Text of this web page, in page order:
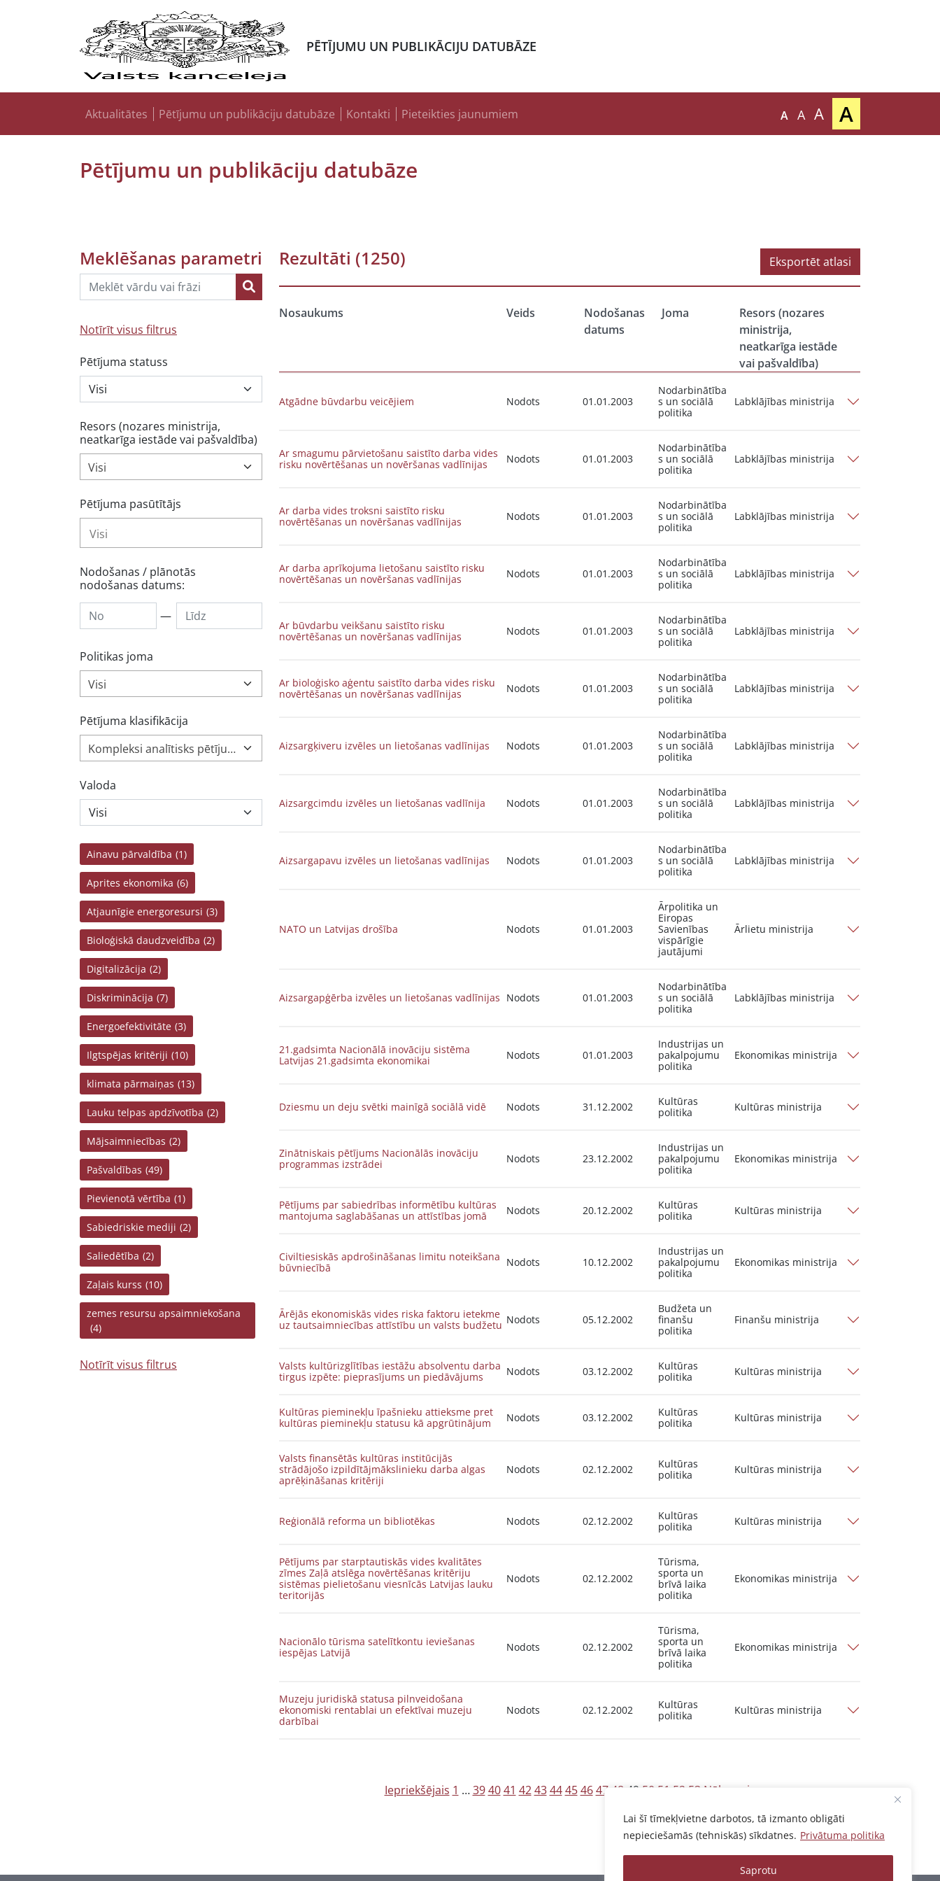
Lai šī tīmekļvietne darbotos, tā izmanto obligāti
nepieciešamās (tehniskās) sīkdatnes. Privātuma politika
Saprotu
PĒTĪJUMU UN PUBLIKĀCIJU DATUBĀZE
Aktualitātes Pētījumu un publikāciju datubāze Kontakti Pieteikties jaunumiem A A A
A
Pētījumu un publikāciju datubāze
Meklēšanas parametri
Notīrīt visus filtrus
Pētījuma statuss
Resors (nozares ministrija,
neatkarīga iestāde vai pašvaldība)
Visi
Pētījuma pasūtītājs
Nodošanas / plānotās
nodošanas datums:
—
Politikas joma
Visi
Pētījuma klasifikācija
Kompleksi analītisks pētījums (1 250)
Valoda
Ainavu pārvaldība (1)
Aprites ekonomika (6)
Atjaunīgie energoresursi (3)
Bioloģiskā daudzveidība (2)
Digitalizācija (2)
Diskriminācija (7)
Energoefektivitāte (3)
Ilgtspējas kritēriji (10)
klimata pārmaiņas (13)
Lauku telpas apdzīvotība (2)
Mājsaimniecības (2)
Pašvaldības (49)
Pievienotā vērtība (1)
Sabiedriskie mediji (2)
Saliedētība (2)
Zaļais kurss (10)
zemes resursu apsaimniekošana
(4)
Notīrīt visus filtrus
Rezultāti (1250) Eksportēt atlasi
Nosaukums Veids
Nodošanas
datums
Joma
Resors (nozares
ministrija,
neatkarīga iestāde
vai pašvaldība)
Atgādne būvdarbu veicējiem Nodots 01.01.2003
Nodarbinātība
s un sociālā
politika
Labklājības ministrija
Ar smagumu pārvietošanu saistīto darba vides
risku novērtēšanas un novēršanas vadlīnijas
Nodots 01.01.2003
Nodarbinātība
s un sociālā
politika
Labklājības ministrija
Ar darba vides troksni saistīto risku
novērtēšanas un novēršanas vadlīnijas
Nodots 01.01.2003
Nodarbinātība
s un sociālā
politika
Labklājības ministrija
Ar darba aprīkojuma lietošanu saistīto risku
novērtēšanas un novēršanas vadlīnijas
Nodots 01.01.2003
Nodarbinātība
s un sociālā
politika
Labklājības ministrija
Ar būvdarbu veikšanu saistīto risku
novērtēšanas un novēršanas vadlīnijas
Nodots 01.01.2003
Nodarbinātība
s un sociālā
politika
Labklājības ministrija
Ar bioloģisko aģentu saistīto darba vides risku
novērtēšanas un novēršanas vadlīnijas
Nodots 01.01.2003
Nodarbinātība
s un sociālā
politika
Labklājības ministrija
Aizsargķiveru izvēles un lietošanas vadlīnijas Nodots 01.01.2003
Nodarbinātība
s un sociālā
politika
Labklājības ministrija
Aizsargcimdu izvēles un lietošanas vadlīnija Nodots 01.01.2003
Nodarbinātība
s un sociālā
politika
Labklājības ministrija
Aizsargapavu izvēles un lietošanas vadlīnijas Nodots 01.01.2003
Nodarbinātība
s un sociālā
politika
Labklājības ministrija
NATO un Latvijas drošība Nodots 01.01.2003
Ārpolitika un
Eiropas
Savienības
vispārīgie
jautājumi
Ārlietu ministrija
Aizsargapģērba izvēles un lietošanas vadlīnijas Nodots 01.01.2003
Nodarbinātība
s un sociālā
politika
Labklājības ministrija
21.gadsimta Nacionālā inovāciju sistēma
Latvijas 21.gadsimta ekonomikai
Nodots 01.01.2003
Industrijas un
pakalpojumu
politika
Ekonomikas ministrija
Dziesmu un deju svētki mainīgā sociālā vidē Nodots 31.12.2002
Kultūras
politika
Kultūras ministrija
Zinātniskais pētījums Nacionālās inovāciju
programmas izstrādei
Nodots 23.12.2002
Industrijas un
pakalpojumu
politika
Ekonomikas ministrija
Pētījums par sabiedrības informētību kultūras
mantojuma saglabāšanas un attīstības jomā
Nodots 20.12.2002
Kultūras
politika
Kultūras ministrija
Civiltiesiskās apdrošināšanas limitu noteikšana
būvniecībā
Nodots 10.12.2002
Industrijas un
pakalpojumu
politika
Ekonomikas ministrija
Ārējās ekonomiskās vides riska faktoru ietekme
uz tautsaimniecības attīstību un valsts budžetu Nodots 05.12.2002
Budžeta un
finanšu
politika
Finanšu ministrija
Valsts kultūrizglītības iestāžu absolventu darba
tirgus izpēte: pieprasījums un piedāvājums
Nodots 03.12.2002
Kultūras
politika
Kultūras ministrija
Kultūras pieminekļu īpašnieku attieksme pret
kultūras pieminekļu statusu kā apgrūtinājum
Nodots 03.12.2002
Kultūras
politika
Kultūras ministrija
Valsts finansētās kultūras institūcijās
strādājošo izpildītājmākslinieku darba algas
aprēķināšanas kritēriji
Nodots 02.12.2002
Kultūras
politika
Kultūras ministrija
Reģionālā reforma un bibliotēkas Nodots 02.12.2002
Kultūras
politika
Kultūras ministrija
Pētījums par starptautiskās vides kvalitātes
zīmes Zaļā atslēga novērtēšanas kritēriju
sistēmas pielietošanu viesnīcās Latvijas lauku
teritorijās
Nodots 02.12.2002
Tūrisma,
sporta un
brīvā laika
politika
Ekonomikas ministrija
Nacionālo tūrisma satelītkontu ieviešanas
iespējas Latvijā
Nodots 02.12.2002
Tūrisma,
sporta un
brīvā laika
politika
Ekonomikas ministrija
Muzeju juridiskā statusa pilnveidošana
ekonomiski rentablai un efektīvai muzeju
darbībai
Nodots 02.12.2002
Kultūras
politika
Kultūras ministrija
Z
u
Iepriekšējais 1 … 39 40 41 42 43 44 45 46 47 48 49 50 51 52 53 Nākamais